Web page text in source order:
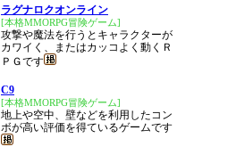
ラグナロクオンライン
[本格MMORPG冒険ゲーム]
攻撃や魔法を行うとキャラクターが
カワイく、またはカッコよく動くＲ
ＰＧです
C9
[本格MMORPG冒険ゲーム]
地上や空中、壁などを利用したコン
ボが高い評価を得ているゲームです